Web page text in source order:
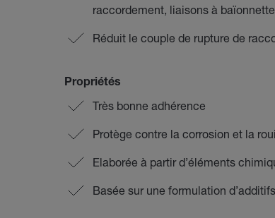
raccordement, liaisons à
Réduit le couple de rupture de
Propriétés
Très bonne adhérence
Protège contre la corrosion et la
Elaborée à partir d’éléments
Basée sur une formulation